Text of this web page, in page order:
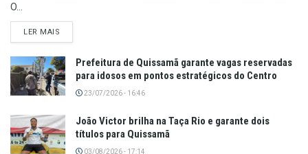
O...
LER MAIS
Prefeitura de Quissamã garante vagas reservadas
para idosos em pontos estratégicos do Centro
23/07/2026 - 16:46
João Victor brilha na Taça Rio e garante dois
títulos para Quissamã
03/08/2026 - 17:14